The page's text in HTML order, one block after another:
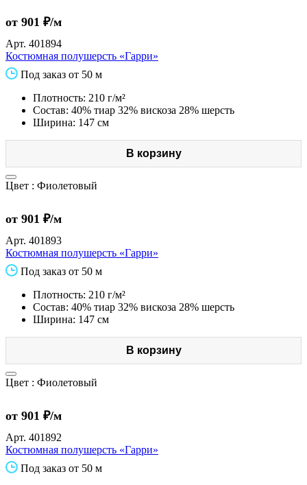
от 901 ₽/м
Арт. 401894
Костюмная полушерсть «Гарри»
Под заказ от 50 м
Плотность: 210 г/м²
Состав: 40% тиар 32% вискоза 28% шерсть
Ширина: 147 см
В корзину
Цвет : Фиолетовый
от 901 ₽/м
Арт. 401893
Костюмная полушерсть «Гарри»
Под заказ от 50 м
Плотность: 210 г/м²
Состав: 40% тиар 32% вискоза 28% шерсть
Ширина: 147 см
В корзину
Цвет : Фиолетовый
от 901 ₽/м
Арт. 401892
Костюмная полушерсть «Гарри»
Под заказ от 50 м